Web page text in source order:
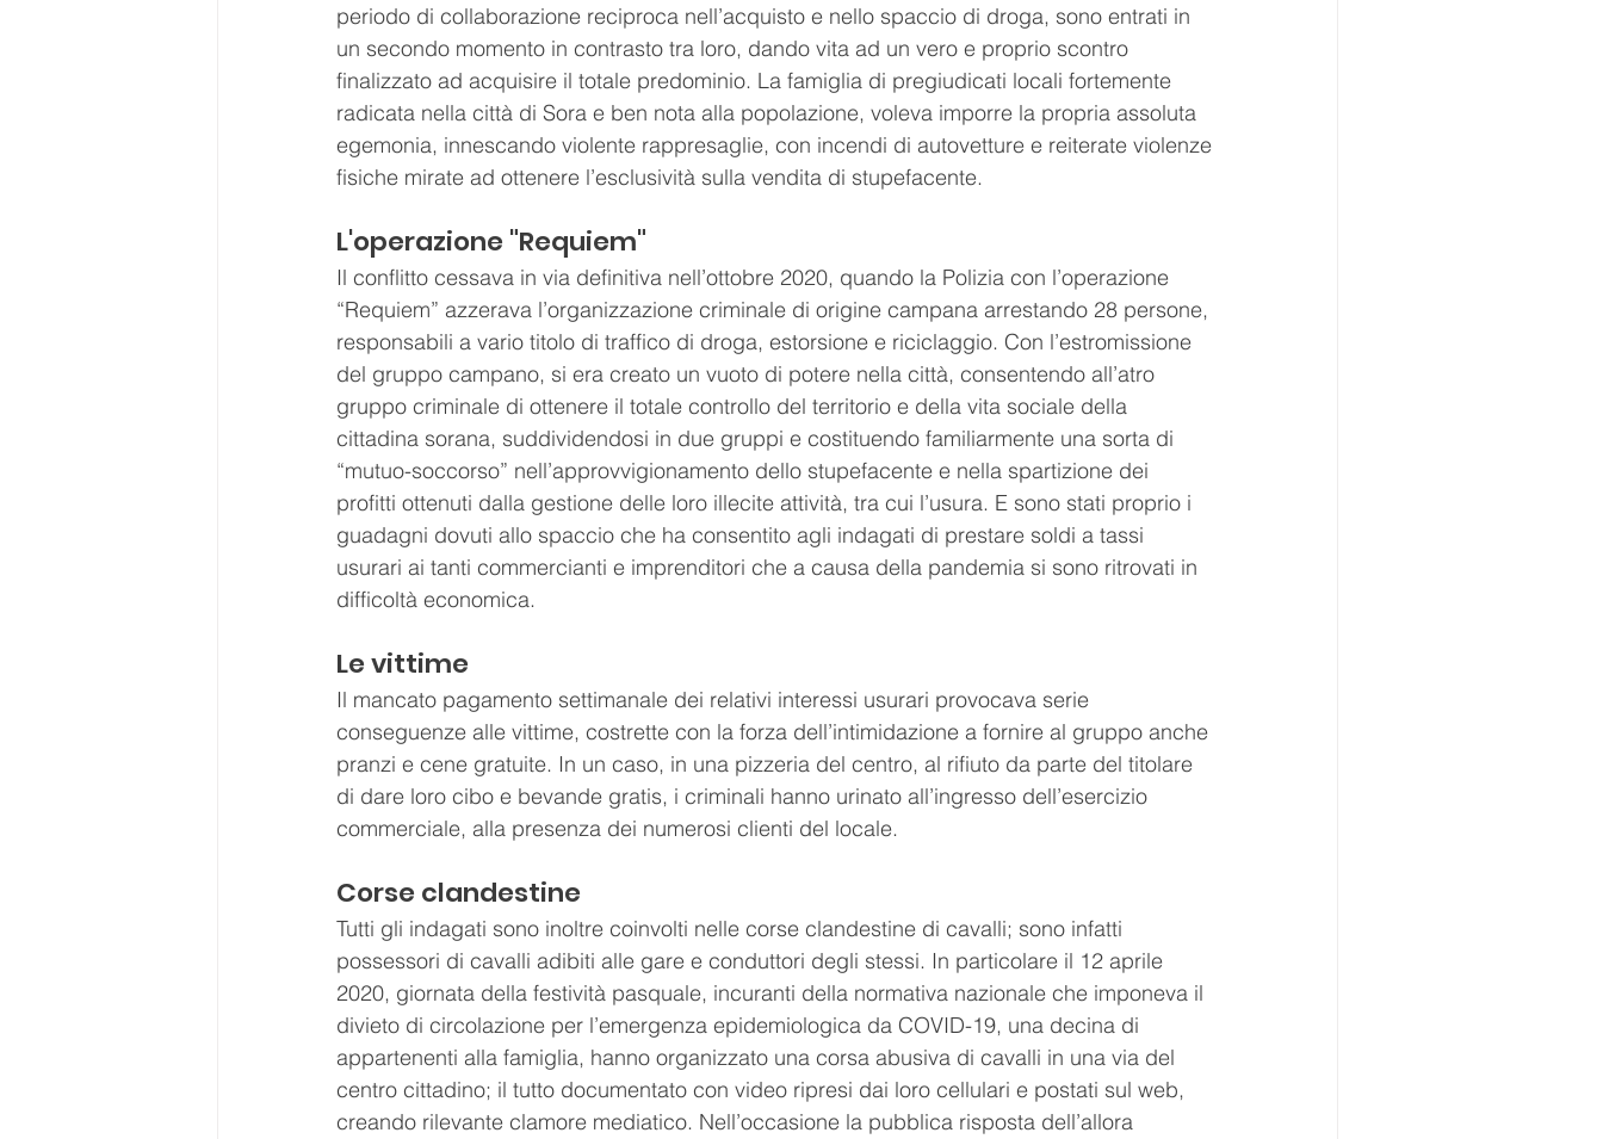
periodo di collaborazione reciproca nell’acquisto e nello spaccio di droga, sono entrati in
un secondo momento in contrasto tra loro, dando vita ad un vero e proprio scontro
finalizzato ad acquisire il totale predominio. La famiglia di pregiudicati locali fortemente
radicata nella città di Sora e ben nota alla popolazione, voleva imporre la propria assoluta
egemonia, innescando violente rappresaglie, con incendi di autovetture e reiterate violenze
fisiche mirate ad ottenere l’esclusività sulla vendita di stupefacente.
L'operazione "Requiem"
Il conflitto cessava in via definitiva nell’ottobre 2020, quando la Polizia con l’operazione
“Requiem” azzerava l’organizzazione criminale di origine campana arrestando 28 persone,
responsabili a vario titolo di traffico di droga, estorsione e riciclaggio. Con l’estromissione
del gruppo campano, si era creato un vuoto di potere nella città, consentendo all’atro
gruppo criminale di ottenere il totale controllo del territorio e della vita sociale della
cittadina sorana, suddividendosi in due gruppi e costituendo familiarmente una sorta di
“mutuo-soccorso” nell’approvvigionamento dello stupefacente e nella spartizione dei
profitti ottenuti dalla gestione delle loro illecite attività, tra cui l’usura. E sono stati proprio i
guadagni dovuti allo spaccio che ha consentito agli indagati di prestare soldi a tassi
usurari ai tanti commercianti e imprenditori che a causa della pandemia si sono ritrovati in
difficoltà economica.
Le vittime
Il mancato pagamento settimanale dei relativi interessi usurari provocava serie
conseguenze alle vittime, costrette con la forza dell’intimidazione a fornire al gruppo anche
pranzi e cene gratuite. In un caso, in una pizzeria del centro, al rifiuto da parte del titolare
di dare loro cibo e bevande gratis, i criminali hanno urinato all’ingresso dell’esercizio
commerciale, alla presenza dei numerosi clienti del locale.
Corse clandestine
Tutti gli indagati sono inoltre coinvolti nelle corse clandestine di cavalli; sono infatti
possessori di cavalli adibiti alle gare e conduttori degli stessi. In particolare il 12 aprile
2020, giornata della festività pasquale, incuranti della normativa nazionale che imponeva il
divieto di circolazione per l’emergenza epidemiologica da COVID-19, una decina di
appartenenti alla famiglia, hanno organizzato una corsa abusiva di cavalli in una via del
centro cittadino; il tutto documentato con video ripresi dai loro cellulari e postati sul web,
creando rilevante clamore mediatico. Nell’occasione la pubblica risposta dell’allora